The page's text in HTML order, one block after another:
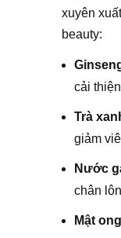
xuyên
beauty:
cải
Trà
giảm
Nước
chân
Mật ong